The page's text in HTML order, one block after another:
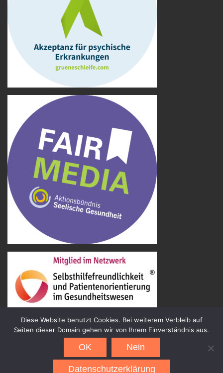
Kontakt
Kooperationspartner
Impressum / Haftungsausschluß
Datenschutz
Diese Website benutzt Cookies. Bei weiterem Verbleib auf
Seiten dieser Domain gehen wir von Ihrem Einverständnis aus.
OK Nein
Datenschutzerklärung